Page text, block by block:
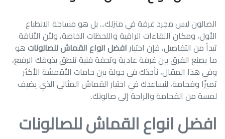
الصالون ليس مجرد غرفة في منزلك... بل هو مساحة الانطباع
الأول، ومكان اللقاءات الراقية واللحظات الخاصة، ولأن الأناقة
تبدأ من التفاصيل، فإن اختيارافضل انواع القماش للصالوناتهو
ما يصنع الفرق بين غرفة عادية وتحفة فنية تنطق بذوقك الرفيع،
وفي هذا المقال، نأخذك في جولة بين خامات الأقمشة الأكثر
تميزًا وفخامة، لنساعدك في اختيار القماش المثالي الذي يضيف
لمسة من الفخامة والراحة إلى صالونك.
افضل انواع القماش للصالونات